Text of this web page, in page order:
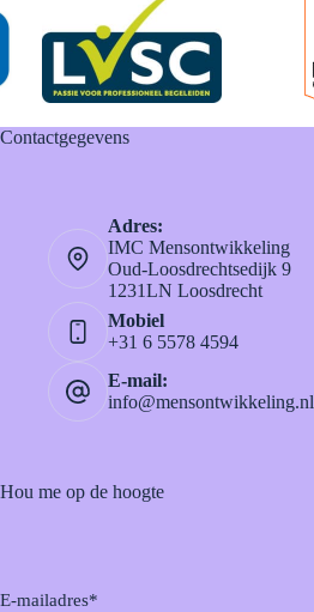
Contactgegevens
Adres:
IMC Mensontwikkeling
Oud-Loosdrechtsedijk 9
1231LN Loosdrecht
Mobiel
+31 6 5578 4594
E-mail:
info@mensontwikkeling.nl
Hou me op de hoogte
E-mailadres*